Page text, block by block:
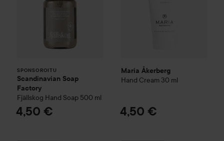
SPONSOROITU
Scandinavian Soap
Factory
Fjällskog Hand Soap 500 ml
4,50 €
Maria Åkerberg
Hand Cream 30 ml
4,50 €